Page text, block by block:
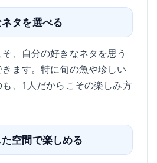
タを選べる
、自分の好きなネタを思う
ます。特に旬の魚や珍しい
、1人だからこその楽しみ方
空間で楽しめる